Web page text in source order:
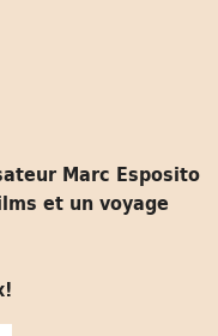
Marc Esposito
et un voyage